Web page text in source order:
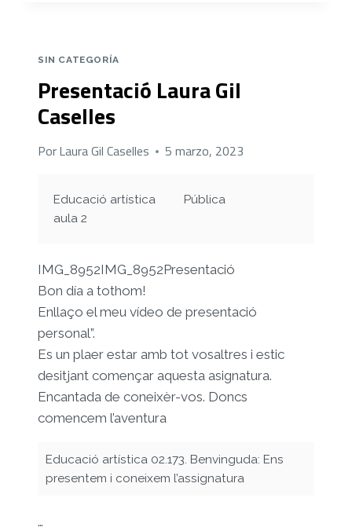
SIN CATEGORÍA
Presentació Laura Gil
Caselles
PorLaura Gil Caselles 5 marzo, 2023
Educació artística
aula 2
Pública
IMG_8952IMG_8952Presentació
Bon día a tothom!
Enllaço el meu vídeo de presentació
personal”.
Es un plaer estar amb tot vosaltres i estic
desitjant començar aquesta asignatura.
Encantada de coneixèr-vos. Doncs
comencem l’aventura
Educació artística 02.173. Benvinguda: Ens
presentem i coneixem l’assignatura
…